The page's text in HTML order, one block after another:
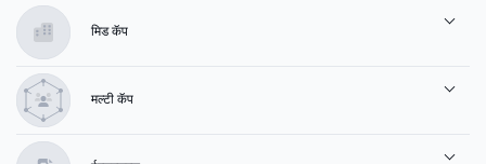
मिड कॅप
मल्टी कॅप